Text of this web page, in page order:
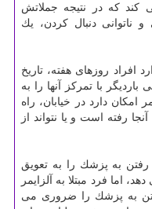
كند كه در نتیجه جملاتش
ناتوانی دنبال كردن، یك
روزهای هفته، تاریخ
با تمركز آنها را به
امكان دارد در خیابان، راه
رفته است و یا نتواند از
رفتن به پزشك را به تعویق
اما فرد مبتلا به آلزایمر
به پزشك را ضروری می